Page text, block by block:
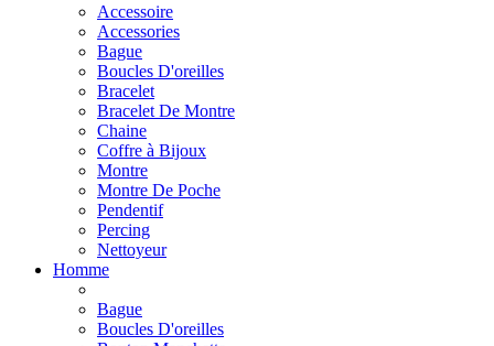
Accessoire
Accessories
Bague
Boucles D'oreilles
Bracelet
Bracelet De Montre
Chaine
Coffre à Bijoux
Montre
Montre De Poche
Pendentif
Percing
Nettoyeur
Homme
Bague
Boucles D'oreilles